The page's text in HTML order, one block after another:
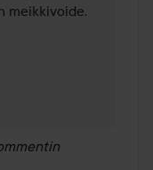
meikkivoide.